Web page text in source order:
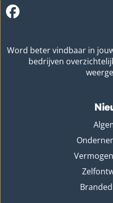
Word beter vindbaar in
bedrijven